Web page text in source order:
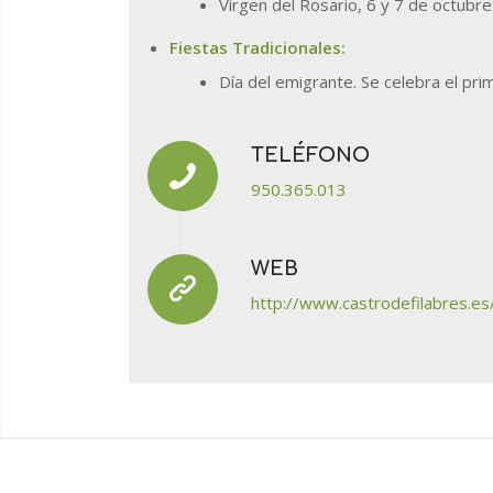
Virgen del Rosario, 6 y 7 de octubre.
Fiestas Tradicionales:
Día del emigrante. Se celebra el
TELÉFONO
950.365.013
WEB
http://